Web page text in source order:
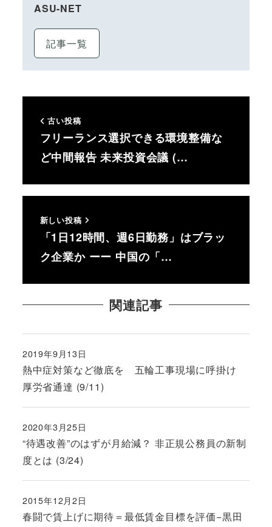
ASU-NET
記事一覧
古い投稿
フリーランス選択できる環境整備な
ど中間報告 未来投資会議 (…
新しい投稿
「1日12時間、週6日勤務」はブラッ
ク企業か ーー 中国の「…
関連記事
熱中症対策など徹底を 五輪工事現場に呼掛け
厚労省通達 (9/11)
投稿日
2019年9月13日
“待遇改善”のはずが月給減？ 非正規公務員の新制
度とは (3/24)
投稿日
2020年3月25日
春闘で賃上げに期待＝最低賃金目標を評価−黒田
投稿日
2015年12月2日